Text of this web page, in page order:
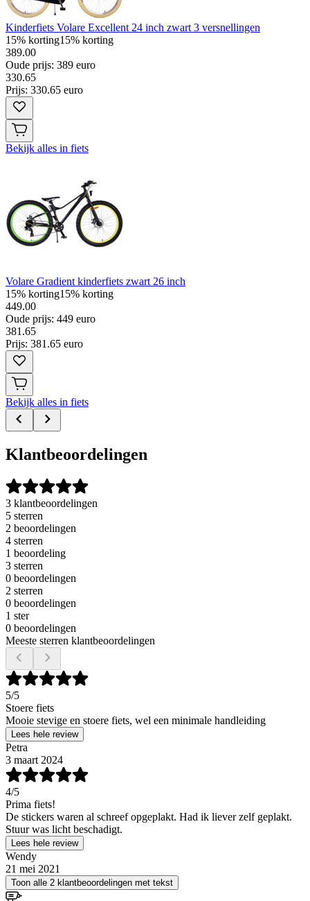
Kinderfiets Volare Excellent 24 inch zwart 3 versnellingen
15% korting15% korting
389.00
Oude prijs: 389 euro
330.65
Prijs: 330.65 euro
Bekijk alles in fiets
Volare Gradient kinderfiets zwart 26 inch
15% korting15% korting
449.00
Oude prijs: 449 euro
381 .65
Prijs: 381.65 euro
Bekijk alles in fiets
Klantbeoordelingen
3 klantbeoordelingen
5 sterren
2 beoordelingen
4 sterren
1 beoordeling
3 sterren
0 beoordelingen
2 sterren
0 beoordelingen
1 ster
0 beoordelingen
Meeste sterren klantbeoordelingen
5/5
Stoere fiets
Mooie stevige en stoere fiets, wel een minimale handleiding
Lees hele review
Petra
3 maart 2024
4/5
Prima fiets!
De stickers waren al schreef opgeplakt. Had ik liever zelf geplakt.
Stuur was licht beschadigt.
Lees hele review
Wendy
21 mei 2021
Toon alle 2 klantbeoordelingen met tekst